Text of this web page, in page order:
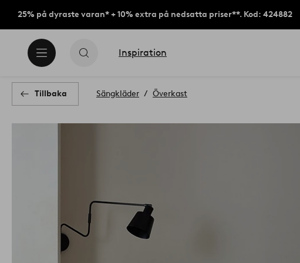
25% på dyraste varan* + 10% extra på nedsatta priser**. Kod: 424882
Inspiration
Tillbaka Sängkläder Överkast